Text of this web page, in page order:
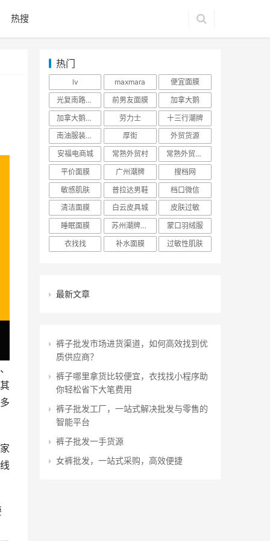
热搜
热门
lv maxmara
便宜面膜
光复南路潮牌
前男友面膜
加拿大鹅
加拿大鹅羽绒服
劳力士
十三行潮牌
南油服装批发市场
厚街
外贸货源
安福电商城
常熟外贸村
常熟外贸村货源
平价面膜
广州潮牌
搜档网
敏感肌肤
普拉达男鞋
档口微信
清洁面膜
白云皮具城
皮肤过敏
睡眠面膜
苏州潮牌货源
蒙口羽绒服
衣找找
补水面膜 过敏性肌肤
最新文章
裤子批发市场进货渠道，如何高效找到优
质供应商？
裤子哪里拿货比较便宜，衣找找小程序助
你轻松省下大笔费用
裤子批发工厂，一站式解决批发与零售的
智能平台
裤子批发一手货源
女裤批发，一站式采购，高效便捷